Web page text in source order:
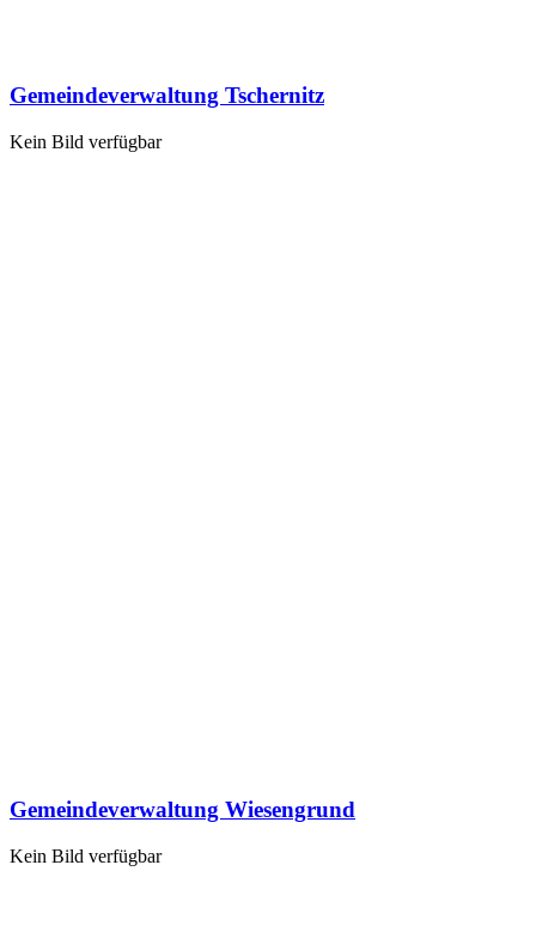
Gemeindeverwaltung Tschernitz
Kein Bild verfügbar
Gemeindeverwaltung Wiesengrund
Kein Bild verfügbar